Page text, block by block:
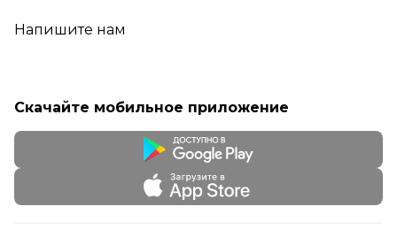
Напишите нам
Скачайте мобильное приложение